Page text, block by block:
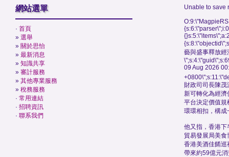
網站選單
· 首頁
» 選舉
» 關於思怡
» 最新消息
» 知識共享
» 審計服務
» 其他專業服務
» 稅務服務
· 常用連結
· 招聘資訊
· 聯系我們
Unable to save
藝與盛事釋放經
09 Aug 2026
財政司司長陳茂
新可轉化為經濟
平台決定價值規
環環相扣，構成
他又指，香港
貿易發展局美
香港美酒佳餚
帶來約59億元